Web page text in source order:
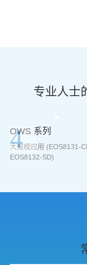
专业人士
OWS 系列
大规模应用 (EOS8131-
EOS8132-SD)